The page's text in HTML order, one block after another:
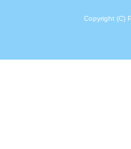
Copyright (C)